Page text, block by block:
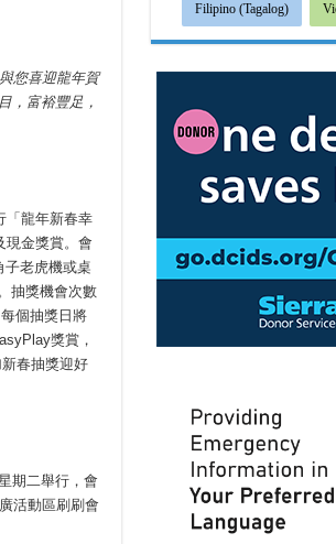
您喜迎龍年賀
，富裕豐足，
「龍年新春幸
現金獎賞。會
子老虎機或桌
抽獎機會次數
個抽獎日將
獎賞，
春抽獎迎好
期二舉行，會
活動區刷刷會
Filipino (Tagalog)